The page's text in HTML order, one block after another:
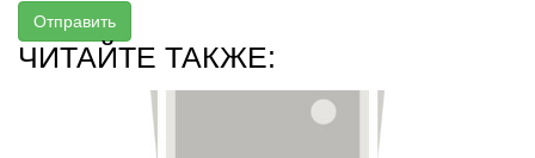
Отправить
ЧИТАЙТЕ ТАКЖЕ: